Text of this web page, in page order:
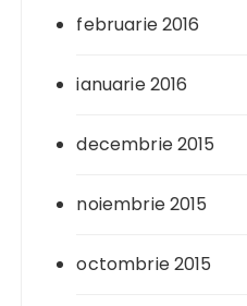
februarie 2016
ianuarie 2016
decembrie 2015
noiembrie 2015
octombrie 2015